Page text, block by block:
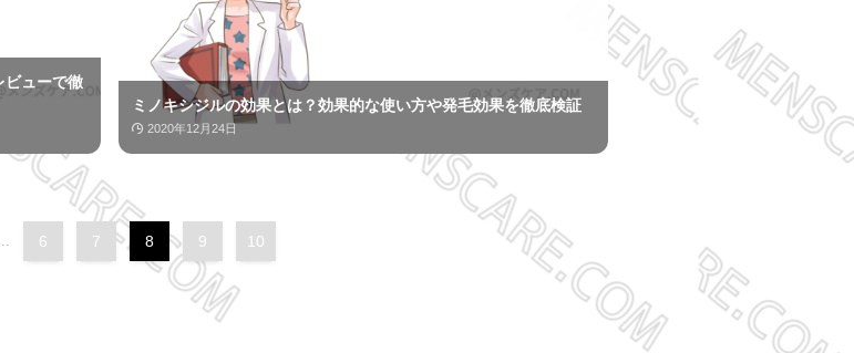
ビューで徹
ミノキシジルの効果とは？効果的な使い方や発毛効果を徹底検証
2020年12月24日
6 7 8 9 10